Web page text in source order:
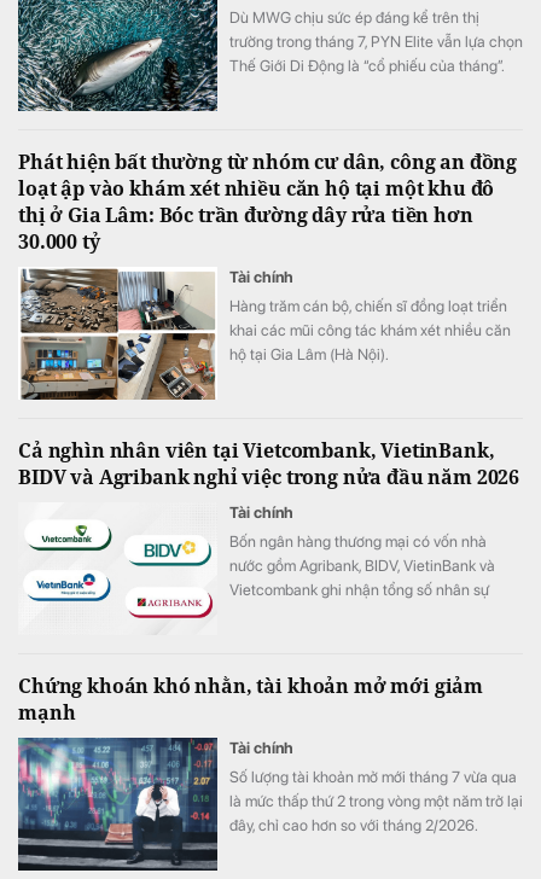
Dù MWG chịu sức ép đáng kể trên thị
trường trong tháng 7, PYN Elite vẫn lựa chọn
Thế Giới Di Động là “cổ phiếu của tháng”.
Phát hiện bất thường từ nhóm cư dân, công an đồng
loạt ập vào khám xét nhiều căn hộ tại một khu đô
thị ở Gia Lâm: Bóc trần đường dây rửa tiền hơn
30.000 tỷ
Tài chính
Hàng trăm cán bộ, chiến sĩ đồng loạt triển
khai các mũi công tác khám xét nhiều căn
hộ tại Gia Lâm (Hà Nội).
Cả nghìn nhân viên tại Vietcombank, VietinBank,
BIDV và Agribank nghỉ việc trong nửa đầu năm 2026
Tài chính
Bốn ngân hàng thương mại có vốn nhà
nước gồm Agribank, BIDV, VietinBank và
Vietcombank ghi nhận tổng số nhân sự
Chứng khoán khó nhằn, tài khoản mở mới giảm
mạnh
Tài chính
Số lượng tài khoản mở mới tháng 7 vừa qua
là mức thấp thứ 2 trong vòng một năm trở lại
đây, chỉ cao hơn so với tháng 2/2026.